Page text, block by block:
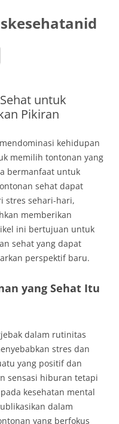
untuk
Pikiran
kehidupan
memilih tontonan yang
bermanfaat untuk
sehat dapat
stres sehari-hari,
memberikan
ini bertujuan untuk
sehat yang dapat
perspektif baru.
yang Sehat Itu
dalam rutinitas
stres dan
yang positif dan
sensasi hiburan tetapi
kesehatan mental
dalam
yang berfokus